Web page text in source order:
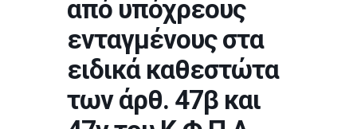
από υπόχρεους
ενταγμένους στα
ειδικά καθεστώτα
των άρθ. 47β και